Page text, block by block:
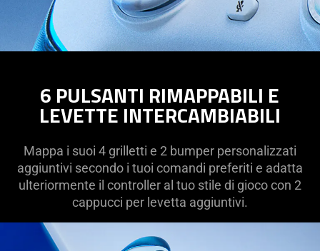
6 PULSANTI RIMAPPABILI E
LEVETTE INTERCAMBIABILI
Mappa i suoi 4 grilletti e 2 bumper personalizzati
aggiuntivi secondo i tuoi comandi preferiti e adatta
ulteriormente il controller al tuo stile di gioco con 2
cappucci per levetta aggiuntivi.